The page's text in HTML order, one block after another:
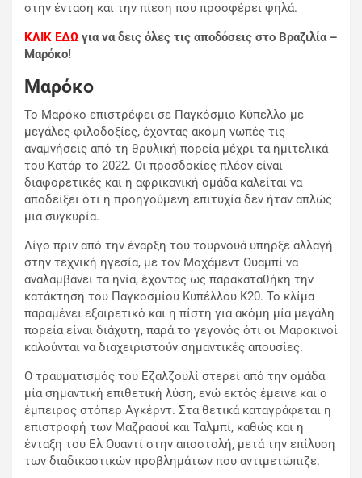
στην ένταση και την πίεση που προσφέρει ψηλά.
ΚΛΙΚ ΕΔΩ για να δεις όλες τις αποδόσεις στο Βραζιλία –
Μαρόκο!
Μαρόκο
Το Μαρόκο επιστρέφει σε Παγκόσμιο Κύπελλο με
μεγάλες φιλοδοξίες, έχοντας ακόμη νωπές τις
αναμνήσεις από τη θρυλική πορεία μέχρι τα ημιτελικά
του Κατάρ το 2022. Οι προσδοκίες πλέον είναι
διαφορετικές και η αφρικανική ομάδα καλείται να
αποδείξει ότι η προηγούμενη επιτυχία δεν ήταν απλώς
μια συγκυρία.
Λίγο πριν από την έναρξη του τουρνουά υπήρξε αλλαγή
στην τεχνική ηγεσία, με τον Μοχάμεντ Ουαμπί να
αναλαμβάνει τα ηνία, έχοντας ως παρακαταθήκη την
κατάκτηση του Παγκοσμίου Κυπέλλου Κ20. Το κλίμα
παραμένει εξαιρετικό και η πίστη για ακόμη μία μεγάλη
πορεία είναι διάχυτη, παρά το γεγονός ότι οι Μαροκινοί
καλούνται να διαχειριστούν σημαντικές απουσίες.
Ο τραυματισμός του Εζαλζουλί στερεί από την ομάδα
μία σημαντική επιθετική λύση, ενώ εκτός έμεινε και ο
έμπειρος στόπερ Αγκέρντ. Στα θετικά καταγράφεται η
επιστροφή των Μαζραουί και Ταλμπί, καθώς και η
ένταξη του Ελ Ουαντί στην αποστολή, μετά την επίλυση
των διαδικαστικών προβλημάτων που αντιμετώπιζε.